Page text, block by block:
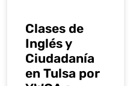
Clases de
Inglés y
Ciudadanía
en Tulsa por